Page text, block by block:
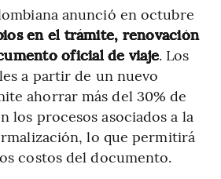
anunció en octubre
en el trámite, renovación
oficial de viaje. Los
a partir de un nuevo
ahorrar más del 30% de
los procesos asociados a la
lo que permitirá
costos del documento.